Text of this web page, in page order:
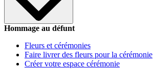
Hommage au défunt
Fleurs et cérémonies
Faire livrer des fleurs pour la cérémonie
Créer votre espace cérémonie